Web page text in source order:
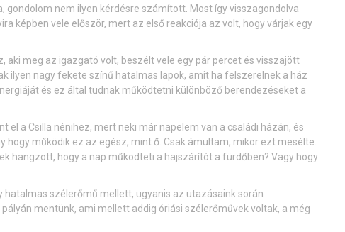
gondolom nem ilyen kérdésre számított. Most így visszagondolva
képben vele először, mert az első reakciója az volt, hogy várjak egy
aki meg az igazgató volt, beszélt vele egy pár percet és visszajött
ilyen nagy fekete színű hatalmas lapok, amit ha felszerelnek a ház
és ez által tudnak működtetni különböző berendezéseket a
el a Csilla nénihez, mert neki már napelem van a családi házán, és
hogy működik ez az egész, mint ő. Csak ámultam, mikor ezt mesélte.
hangzott, hogy a nap működteti a hajszárítót a fürdőben? Vagy hogy
hatalmas szélerőmű mellett, ugyanis az utazásaink során
mentünk, ami mellett addig óriási szélerőművek voltak, a még